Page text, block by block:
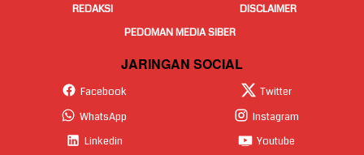
REDAKSI
DISCLAIMER
PEDOMAN MEDIA SIBER
JARINGAN SOCIAL
Facebook
Twitter
WhatsApp
Instagram
Linkedin
Youtube